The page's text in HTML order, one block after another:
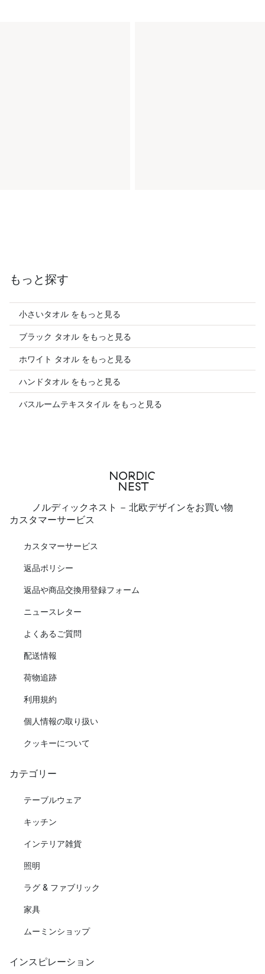
もっと探す
小さいタオル をもっと見る
ブラック タオル をもっと見る
ホワイト タオル をもっと見る
ハンドタオル をもっと見る
バスルームテキスタイル をもっと見る
ノルディックネスト - 北欧デザインをお買い物
カスタマーサービス
カスタマーサービス
返品ポリシー
返品や商品交換用登録フォーム
ニュースレター
よくあるご質問
配送情報
荷物追跡
利用規約
個人情報の取り扱い
クッキーについて
カテゴリー
テーブルウェア
キッチン
インテリア雑貨
照明
ラグ & ファブリック
家具
ムーミンショップ
インスピレーション